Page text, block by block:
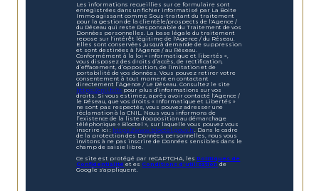
Les informations recueillies sur ce formulaire sont
enregistrées dans un fichier informatisé par La Boite
Immo agissant comme Sous-traitant du traitement
pour la gestion de la clientèle/prospects de l'Agence /
du Réseau qui reste Responsable du Traitement de vos
Données personnelles. La base légale du traitement
repose sur l'intérêt légitime de l'Agence / du Réseau.
Elles sont conservées jusqu'à demande de suppression
et sont destinées à l'Agence / au Réseau.
Conformément à la loi « informatique et libertés »,
vous disposez des droits d’accès, de rectification,
d’effacement, d’opposition, de limitation et de
portabilité de vos données. Vous pouvez retirer votre
consentement à tout moment en contactant
directement l’Agence / Le Réseau. Consultez le site
https://cnil.fr/fr pour plus d’informations sur vos
droits. Si vous estimez, après avoir contacté l'Agence /
le Réseau, que vos droits « Informatique et Libertés »
ne sont pas respectés, vous pouvez adresser une
réclamation à la CNIL. Nous vous informons de
l’existence de la liste d'opposition au démarchage
téléphonique « Bloctel », sur laquelle vous pouvez vous
inscrire ici : https://www.bloctel.gouv.fr. Dans le cadre
de la protection des Données personnelles, nous vous
invitons à ne pas inscrire de Données sensibles dans le
champ de saisie libre.
Ce site est protégé par reCAPTCHA, lesPolitiques de
Confidentialité et esConditions d'utilisationde
Google s'appliquent.